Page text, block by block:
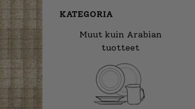
KATEGORIA
Muut kuin Arabian
tuotteet